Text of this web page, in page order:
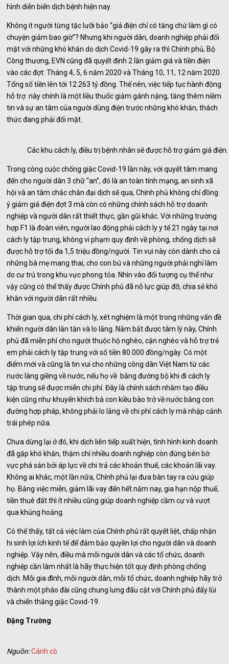
hình diễn biến dịch bệnh hiện nay.
Không ít người từng tặc lưỡi bảo “giá điện chỉ có tăng chứ làm gì có
chuyện giảm bao giờ”? Nhưng khi người dân, doanh nghiệp phải đối
mặt với những khó khăn do dịch Covid-19 gây ra thì Chính phủ, Bộ
Công thương, EVN cũng đã quyết định 2 lần giảm giá và tiền điện
vào các đợt: Tháng 4, 5, 6 năm 2020 và Tháng 10, 11, 12 năm 2020.
Tổng số tiền lên tới 12.263 tỷ đồng. Thế nên, việc tiếp tục hành động
hỗ trợ này chính là một liều thuốc giảm gánh nặng, tăng thêm niềm
tin và sự an tâm của người dùng điện trước những khó khăn, thách
thức đang phải đối mặt.
Các khu cách ly, điều trị bệnh nhân sẽ được hỗ trợ giảm giá điện.
Trong công cuộc chống giặc Covid-19 lần này, với quyết tâm mang
đến cho người dân 3 chữ “an”, đó là an toàn tính mạng, an sinh xã
hội và an tâm chắc chắn đại dịch sẽ qua, Chính phủ không chỉ đồng
ý giảm giá điện đợt 3 mà còn có những chính sách hỗ trợ doanh
nghiệp và người dân rất thiết thực, gần gũi khác. Với những trường
hợp F1 là đoàn viên, người lao động phải cách ly y tế 21 ngày tại nơi
cách ly tập trung, không vi phạm quy định về phòng, chống dịch sẽ
được hỗ trợ tối đa 1,5 triệu đồng/người. Tin vui này còn dành cho cả
những bà mẹ mang thai, cho con bú và những người phải nghỉ làm
do cư trú trong khu vực phong tỏa. Nhìn vào đối tượng cụ thể như
vậy cũng có thể thấy được Chính phủ đã nỗ lực giúp đỡ, chia sẻ khó
khăn với người dân rất nhiều.
Thời gian qua, chi phí cách ly, xét nghiệm là một trong những vấn đề
khiến người dân lăn tăn và lo lắng. Nắm bắt được tâm lý này, Chính
phủ đã miễn phí cho người thuộc hộ nghèo, cận nghèo và hỗ trợ trẻ
em phải cách ly tập trung với số tiền 80.000 đồng/ngày. Có một
điểm mới và cũng là tin vui cho những công dân Việt Nam từ các
nước làng giềng về nước, nếu họ về bằng đường bộ khi đi cách ly
tập trung sẽ được miễn chi phí. Đây là chính sách nhằm tạo điều
kiện cũng như khuyến khích bà con kiều bào trở về nước bằng con
đường hợp pháp, không phải lo lắng về chi phí cách ly mà nhập cảnh
trái phép nữa.
Chưa dừng lại ở đó, khi dịch liên tiếp xuất hiện, tình hình kinh doanh
đã gặp khó khăn, thậm chí nhiều doanh nghiệp còn đứng bên bờ
vực phá sản bởi áp lực về chi trả các khoản thuế, các khoản lãi vay.
Không ai khác, một lần nữa, Chính phủ lại đưa bàn tay ra cứu giúp
họ. Bằng việc miễn, giảm lãi vay đến hết năm nay, gia hạn nộp thuế,
tiền thuê đất thì ít nhiều cũng giúp doanh nghiệp cầm cự và vượt
qua khủng hoảng.
Có thể thấy, tất cả việc làm của Chính phủ rất quyết liệt, chấp nhận
hi sinh lợi ích kinh tế để đảm bảo quyền lợi cho người dân và doanh
nghiệp. Vậy nên, điều mà mỗi người dân và các tổ chức, doanh
nghiệp cần làm nhất là hãy thực hiện tốt quy định phòng chống
dịch. Mỗi gia đình, mỗi người dân, mỗi tổ chức, doanh nghiệp hãy trở
thành một pháo đài cũng chung lưng đấu cật với Chính phủ đẩy lùi
và chiến thắng giặc Covid-19.
Đặng Trường
Nguồn:Cánh cò